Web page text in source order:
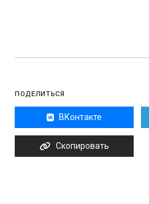
ПОДЕЛИТЬСЯ
ВКонтакте
Скопировать